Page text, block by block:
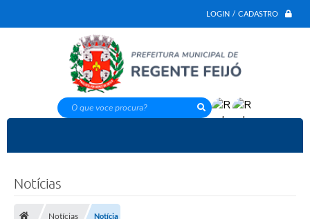
LOGIN / CADASTRO
O que voce procura?
Notícias
Notícias Notícia